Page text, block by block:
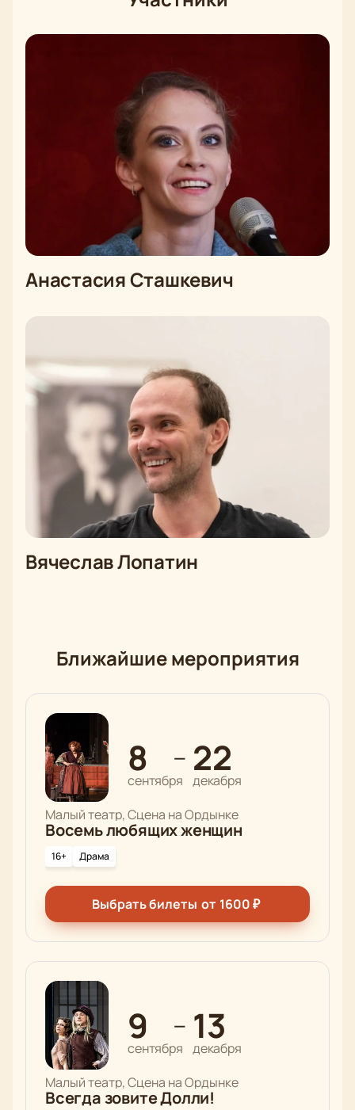
Анастасия Сташкевич
Вячеслав Лопатин
Ближайшие мероприятия
8
сентября
— 22
декабря
Малый театр, Сцена на Ордынке
Восемь любящих женщин
16+ Драма
Выбрать билеты от 1600₽
9
сентября
— 13
декабря
Малый театр, Сцена на Ордынке
Всегда зовите Долли!